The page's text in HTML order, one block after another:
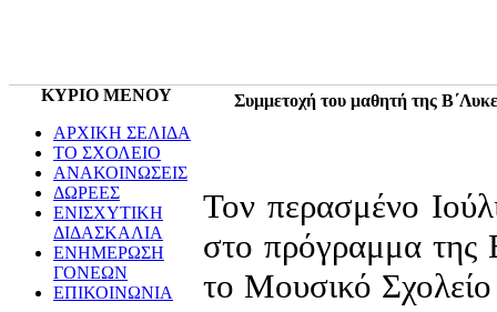
ΚΥΡΙΟ ΜΕΝΟΥ
ΑΡΧΙΚΗ ΣΕΛΙΔΑ
ΤΟ ΣΧΟΛΕΙΟ
ΑΝΑΚΟΙΝΩΣΕΙΣ
ΔΩΡΕΕΣ
ΕΝΙΣΧΥΤΙΚΗ
ΔΙΔΑΣΚΑΛΙΑ
ΕΝΗΜΕΡΩΣΗ
ΓΟΝΕΩΝ
ΕΠΙΚΟΙΝΩΝΙΑ
Συμμετοχή του μαθητή της
Τον περασμένο
στο πρόγραμμα
το Μουσικό